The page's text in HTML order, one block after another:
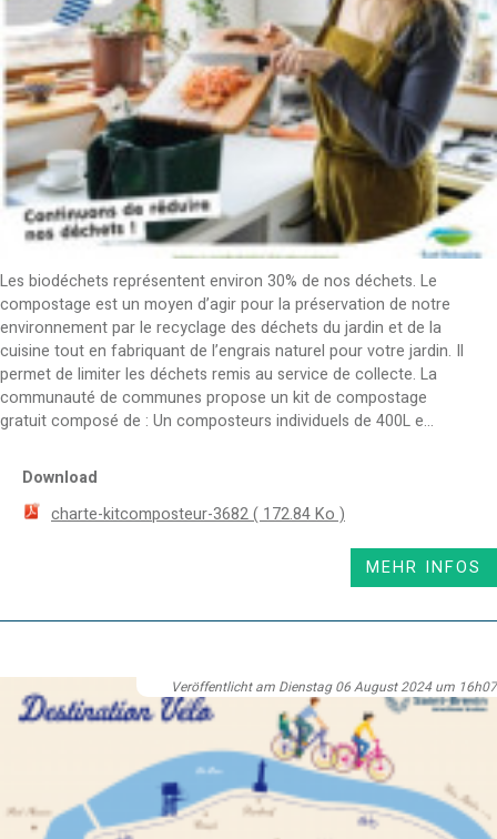
Les biodéchets représentent environ 30% de nos déchets. Le
compostage est un moyen d’agir pour la préservation de notre
environnement par le recyclage des déchets du jardin et de la
cuisine tout en fabriquant de l’engrais naturel pour votre jardin. Il
permet de limiter les déchets remis au service de collecte. La
communauté de communes propose un kit de compostage
gratuit composé de : Un composteurs individuels de 400L e...
Download
charte-kitcomposteur-3682( 172.84 Ko )
MEHR INFOS
Veröffentlicht am Dienstag 06 August 2024 um 16h07